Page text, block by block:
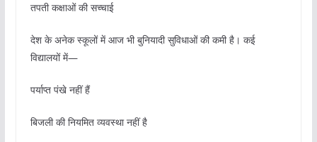
तपती कक्षाओं की सच्चाई
देश के अनेक स्कूलों में आज भी बुनियादी सुविधाओं की कमी है। कई
विद्यालयों में—
पर्याप्त पंखे नहीं हैं
बिजली की नियमित व्यवस्था नहीं है